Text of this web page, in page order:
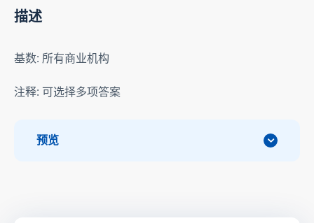
描述
基数: 所有商业机构
注释: 可选择多项答案
预览